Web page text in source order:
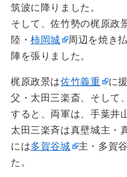
筑波に降りました。
そして、佐竹勢の梶原政
陸・柿岡城
周辺を焼き
陣を張りました。
梶原政景は佐竹義重
に
父・太田三楽斎、そして
すると、両軍は、手葉井
太田三楽斉は真壁城主・
には多賀谷城
主・多賀
た。